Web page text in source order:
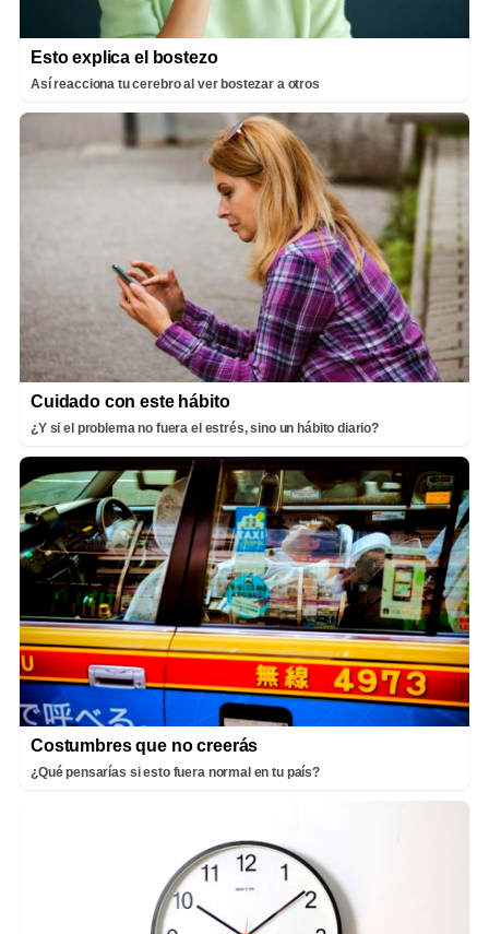
Esto explica el bostezo
Así reacciona tu cerebro al ver bostezar a otros
Cuidado con este hábito
¿Y si el problema no fuera el estrés, sino un hábito diario?
Costumbres que no creerás
¿Qué pensarías si esto fuera normal en tu país?